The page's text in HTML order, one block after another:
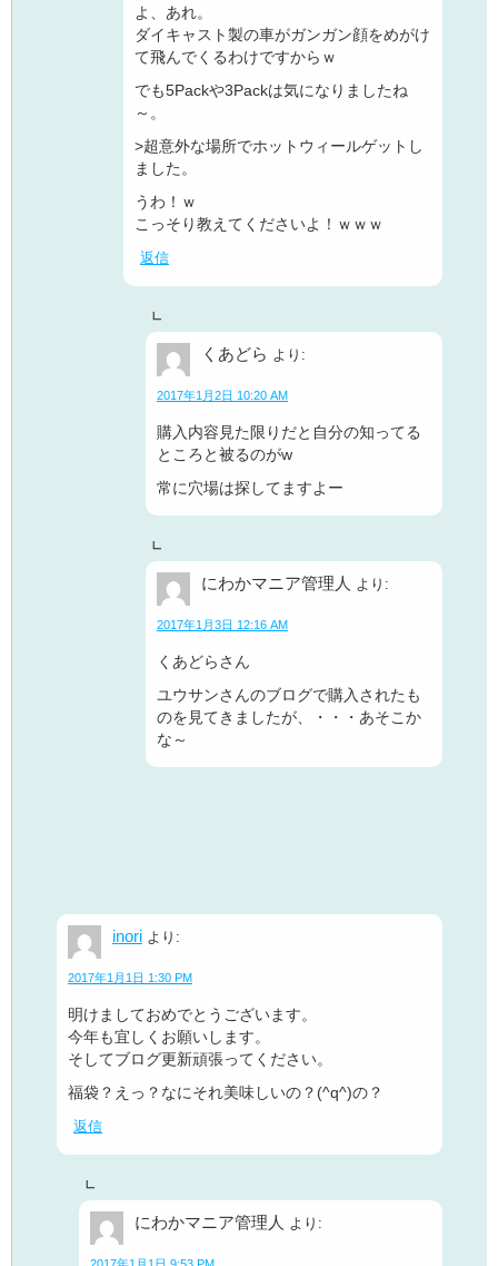
よ、あれ。
ダイキャスト製の車がガンガン顔をめがけ
て飛んでくるわけですからｗ
でも5Packや3Packは気になりましたね
～。
>超意外な場所でホットウィールゲットし
ました。
うわ！ｗ
こっそり教えてくださいよ！ｗｗｗ
返信
くあどら より:
2017年1月2日 10:20 AM
購入内容見た限りだと自分の知ってる
ところと被るのがw
常に穴場は探してますよー
にわかマニア管理人 より:
2017年1月3日 12:16 AM
くあどらさん
ユウサンさんのブログで購入されたも
のを見てきましたが、・・・あそこか
な～
inori より:
2017年1月1日 1:30 PM
明けましておめでとうございます。
今年も宜しくお願いします。
そしてブログ更新頑張ってください。
福袋？えっ？なにそれ美味しいの？(^q^)の？
返信
にわかマニア管理人 より: